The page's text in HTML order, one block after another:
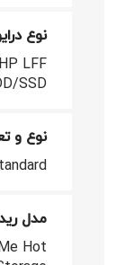
نوع
LFF
SSD
نوع و
مدل
Hot